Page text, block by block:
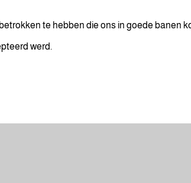
te hebben die ons in goede banen
werd.